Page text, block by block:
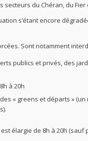
du Chéran, du Fier
s’étant encore
Sont notamment
publics et privés, des
à 20h
« greens et départs »
élargie de 8h à 20h